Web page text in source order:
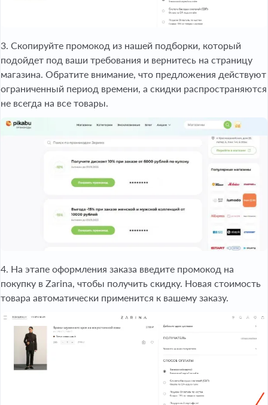
3. Скопируйте промокод из нашей подборки, который
подойдет под ваши требования и вернитесь на страницу
магазина. Обратите внимание, что предложения действуют
ограниченный период времени, а скидки распространяются
не всегда на все товары.
4. На этапе оформления заказа введите промокод на
покупку в Zarina, чтобы получить скидку. Новая стоимость
товара автоматически применится к вашему заказу.